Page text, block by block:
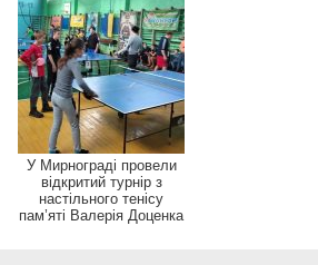
У Мирнограді провели
відкритий турнір з
настільного тенісу
пам’яті Валерія Доценка